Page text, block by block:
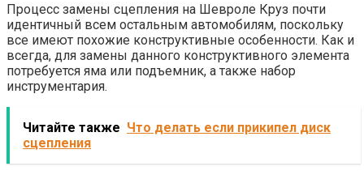
Процесс замены сцепления на Шевроле Круз почти
идентичный всем остальным автомобилям, поскольку
все имеют похожие конструктивные особенности. Как и
всегда, для замены данного конструктивного элемента
потребуется яма или подъемник, а также набор
инструментария.
Читайте также Что делать если прикипел диск
сцепления